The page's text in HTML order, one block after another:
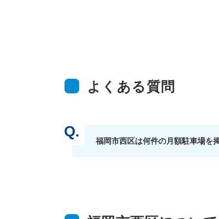
よくある質問
福岡市西区は何件の月額駐車場を